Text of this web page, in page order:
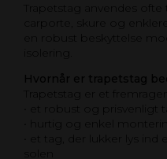
Trapetstag anvendes ofte
carporte, skure og
en robust beskyttelse
isolering.
Hvornår er trapetstag
Trapetstag er et
• et robust og prisvenligt
• hurtig og enkel
• et tag, der lukker lys